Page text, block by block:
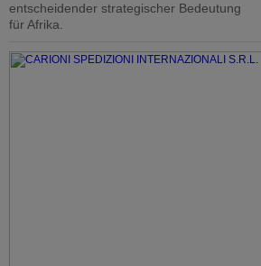
entscheidender strategischer Bedeutung
für Afrika.